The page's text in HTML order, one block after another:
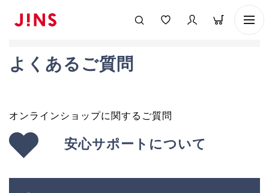
よくあるご質問
オンラインショップに関するご質問
安心サポートについて